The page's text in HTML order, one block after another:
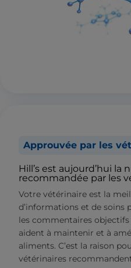
Approuvée par les
Hill’s est aujourd’hui la
recommandée par les
Votre vétérinaire est la
d’informations et de soins
les commentaires
aident à maintenir et à
aliments. C’est la raison
vétérinaires